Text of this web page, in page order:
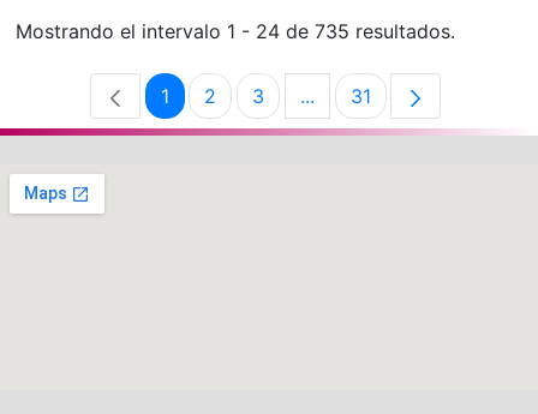
Mostrando el intervalo 1 - 24 de 735 resultados.
Página
1 Página
2 Página
3 ...Páginas intermedias Use
Página
31